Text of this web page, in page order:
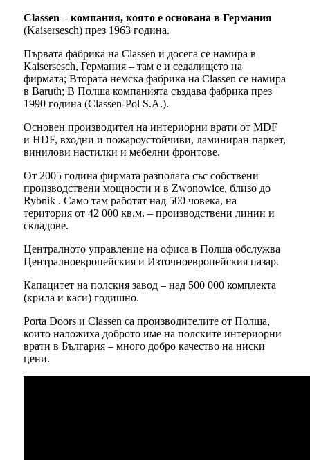
Classen – компания, която е основана в Германия
(Kaisersesch) през 1963 година.
Първата фабрика на Classen и досега се намира в
Kaisersesch, Германия – там е и седалището на
фирмата; Втората немска фабрика на Classen се намира
в Baruth; В Полша компанията създава фабрика през
1990 година (Classen-Pol S.A.).
Основен производител на интериорни врати от MDF
и HDF, входни и пожароустойчиви, ламиниран паркет,
винилови настилки и мебелни фронтове.
От 2005 година фирмата разполага със собствени
производствени мощности и в Zwonowice, близо до
Rybnik . Само там работят над 500 човека, на
територия от 42 000 кв.м. – производствени линии и
складове.
Централното управление на офиса в Полша обслужва
Централноевропейския и Източноевропейския пазар.
Капацитет на полския завод – над 500 000 комплекта
(крила и каси) годишно.
Porta Doors и Classen са производителите от Полша,
които наложиха доброто име на полските интериорни
врати в България – много добро качество на ниски
цени.